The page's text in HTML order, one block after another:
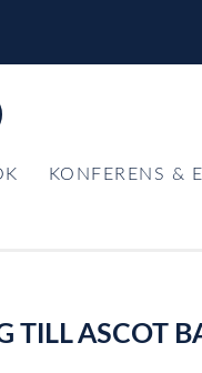
KONFERENS &
TILL ASCOT